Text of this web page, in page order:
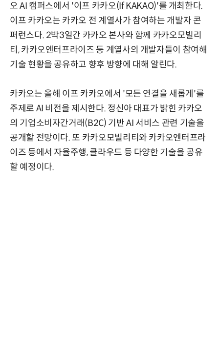
오 AI 캠퍼스에서 '이프 카카오(If KAKAO)'를 개최한다.
이프 카카오는 카카오 전 계열사가 참여하는 개발자 콘
퍼런스다. 2박3일간 카카오 본사와 함께 카카오모빌리
티, 카카오엔터프라이즈 등 계열사의 개발자들이 참여해
기술 현황을 공유하고 향후 방향에 대해 알린다.
카카오는 올해 이프 카카오에서 '모든 연결을 새롭게'를
주제로 AI 비전을 제시한다. 정신아 대표가 밝힌 카카오
의 기업소비자간거래(B2C) 기반 AI 서비스 관련 기술을
공개할 전망이다. 또 카카오모빌리티와 카카오엔터프라
이즈 등에서 자율주행, 클라우드 등 다양한 기술을 공유
할 예정이다.